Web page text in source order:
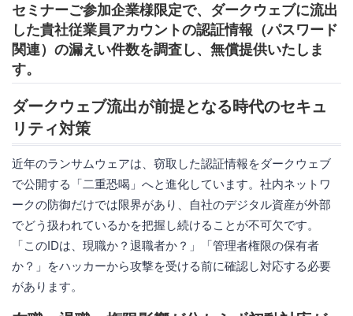
セミナーご参加企業様限定で、ダークウェブに流出
した貴社従業員アカウントの認証情報（パスワード
関連）の漏えい件数を調査し、無償提供いたしま
す。
ダークウェブ流出が前提となる時代のセキュ
リティ対策
近年のランサムウェアは、窃取した認証情報をダークウェブ
で公開する「二重恐喝」へと進化しています。社内ネットワ
ークの防御だけでは限界があり、自社のデジタル資産が外部
でどう扱われているかを把握し続けることが不可欠です。
「このIDは、現職か？退職者か？」「管理者権限の保有者
か？」をハッカーから攻撃を受ける前に確認し対応する必要
があります。